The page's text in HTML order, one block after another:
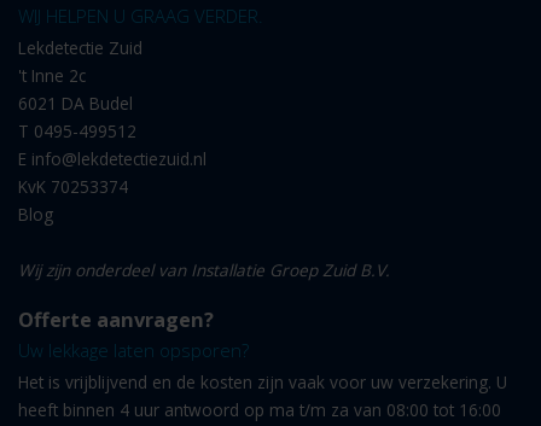
WIJ HELPEN U GRAAG VERDER.
Lekdetectie Zuid
't Inne 2c
6021 DA Budel
T 0495-499512
E info@lekdetectiezuid.nl
KvK 70253374
Blog
Wij zijn onderdeel van Installatie Groep Zuid B.V.
Offerte aanvragen?
Uw lekkage laten opsporen?
Het is vrijblijvend en de kosten zijn vaak voor uw verzekering. U
heeft binnen 4 uur antwoord op ma t/m za van 08:00 tot 16:00